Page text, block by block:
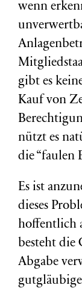
wenn
gibt es
Kauf von
nützt es
die “faulen
Es ist
dieses
hoffentlich
besteht die
Abgabe